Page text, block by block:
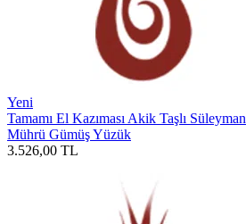
Yeni
Tamamı El Kazıması Akik Taşlı Süleyman
Mührü Gümüş Yüzük
3.526,00 TL